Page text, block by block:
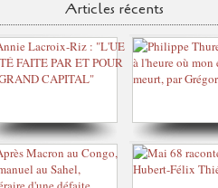
Articles récents